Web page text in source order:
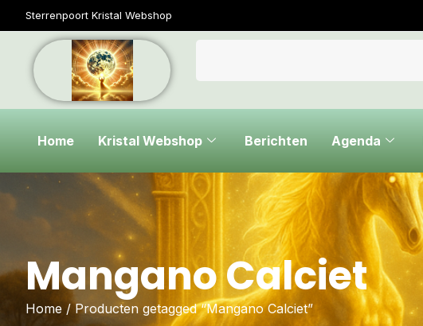
Sterrenpoort Kristal Webshop
Home Kristal Webshop Berichten Agenda
Mangano Calciet
Home / Producten getagged “Mangano Calciet”